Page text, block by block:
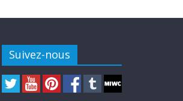
Suivez-nous